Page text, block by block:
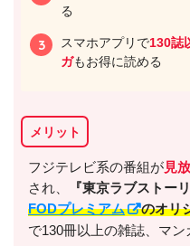
出
る
スマホアプリで130誌
ガもお得に読める
メリット
フジテレビ系の番組が見
され、
『東京ラブストーリ
FODプレミアム
のオリ
で130冊以上の雑誌、マン